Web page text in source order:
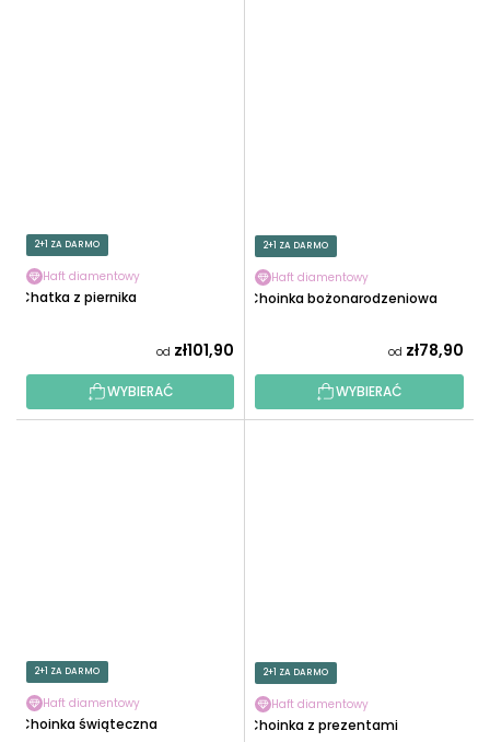
2+1 ZA DARMO
Haft diamentowy
Chatka z piernika
od zł101,90
WYBIERAĆ
2+1 ZA DARMO
Haft diamentowy
Choinka bożonarodzeniowa
od zł78,90
WYBIERAĆ
2+1 ZA DARMO
Haft diamentowy
Choinka świąteczna
2+1 ZA DARMO
Haft diamentowy
Choinka z prezentami